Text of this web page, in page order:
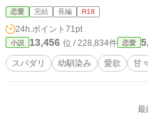
液型 A型 誕生日 4月19日 牡羊座 職 IT系企業(エンジ
なつき) 年齢 28歳 身長 194cm 血液
長)
恋愛 完結 長編 R18
24h.ポイント 71pt
小説 13,456 位 / 228,834件 恋愛
スパダリ 幼馴染み 愛欲 甘々
最